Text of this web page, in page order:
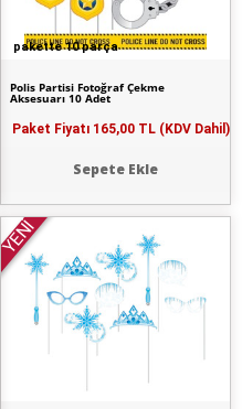
pakette 10 parça
Polis Partisi Fotoğraf Çekme
Aksesuarı 10 Adet
Paket Fiyatı 165,00 TL (KDV Dahil)
Sepete Ekle
YENİ